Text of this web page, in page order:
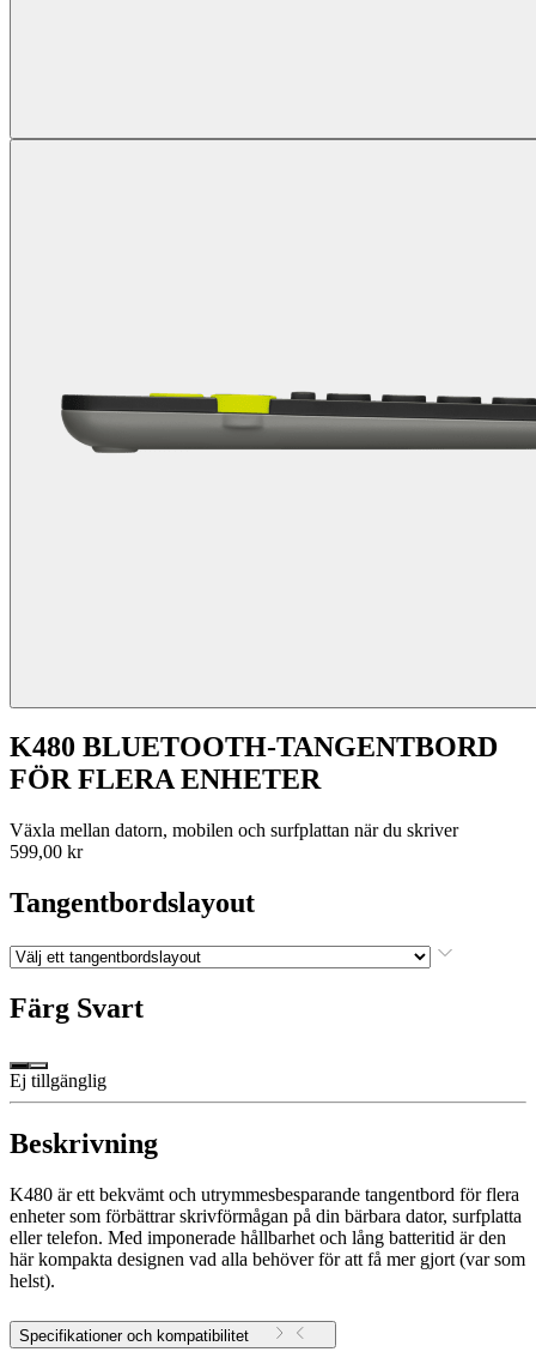
K480 BLUETOOTH-TANGENTBORD
FÖR FLERA ENHETER
Växla mellan datorn, mobilen och surfplattan när du skriver
599,00 kr
Tangentbordslayout
Färg Svart
Ej tillgänglig
Beskrivning
K480 är ett bekvämt och utrymmesbesparande tangentbord för flera
enheter som förbättrar skrivförmågan på din bärbara dator, surfplatta
eller telefon. Med imponerade hållbarhet och lång batteritid är den
här kompakta designen vad alla behöver för att få mer gjort (var som
helst).
Specifikationer och kompatibilitet